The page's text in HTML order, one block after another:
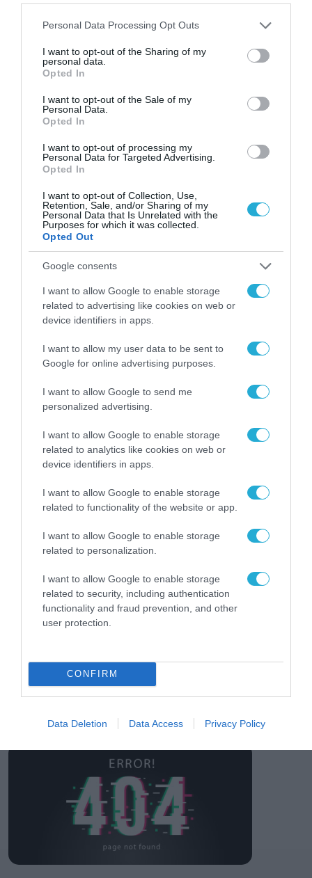
Please note that this website/app uses one or more Google
not limited to your visit or usage behaviour. You may click to
grant or deny consent to Google and its third-party tags to
use your data for below specified purposes in below Google
consent section.
Personal Data Processing Opt Outs
I want to opt-out of the Sharing of my
personal data.
Opted In
I want to opt-out of the Sale of my
Personal Data.
Opted In
I want to opt-out of processing my
Personal Data for Targeted Advertising.
Opted In
I want to opt-out of Collection, Use,
Retention, Sale, and/or Sharing of my
Personal Data that Is Unrelated with the
Purposes for which it was collected.
Opted Out
Google consents
I want to allow Google to enable storage
related to advertising like cookies on web or
device identifiers in apps.
I want to allow my user data to be sent to
Google for online advertising purposes.
I want to allow Google to send me
personalized advertising.
I want to allow Google to enable storage
related to analytics like cookies on web or
device identifiers in apps.
I want to allow Google to enable storage
related to functionality of the website or app.
I want to allow Google to enable storage
related to personalization.
I want to allow Google to enable storage
related to security, including authentication
functionality and fraud prevention, and other
user protection.
CONFIRM
Data Deletion Data Access Privacy Policy
ΡΟΗ ΕΙΔΗΣΕΩΝ
Το χρηματοδοτούμενο
από την ΕΕ έργο “The
ενισχύει την ασφάλεια
των παιδιών στο
ΑΑΔΕ: Διευκρινίσεις
για τα πρόστιμα σε
παραβάσεις που
αφορούν τους ΦΗΜ
31.07.2026
Σ. Καλαφάτης: «Η
δεν είναι απλώς μια
νέα τεχνολογία, είναι
επανάσταση»
Νέος οδηγός του ΕΚΤ
των ελληνικών
επιχειρήσεων στον
χώρο της άμυνας
31.07.2026
Η πιο ταξιδιάρικη
υπογραφή της Xiaomi